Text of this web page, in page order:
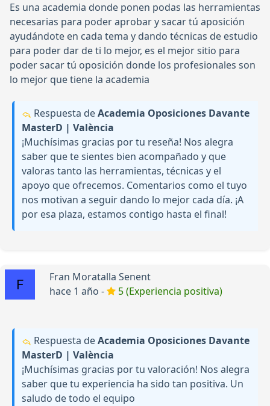
Es una academia donde ponen podas las herramientas
necesarias para poder aprobar y sacar tú aposición
ayudándote en cada tema y dando técnicas de estudio
para poder dar de ti lo mejor, es el mejor sitio para
poder sacar tú oposición donde los profesionales son
lo mejor que tiene la academia
Respuesta deAcademia Oposiciones Davante
MasterD | València
¡Muchísimas gracias por tu reseña! Nos alegra
saber que te sientes bien acompañado y que
valoras tanto las herramientas, técnicas y el
apoyo que ofrecemos. Comentarios como el tuyo
nos motivan a seguir dando lo mejor cada día. ¡A
por esa plaza, estamos contigo hasta el final!
Fran Moratalla Senent
hace 1 año -
5 (Experiencia positiva)
Respuesta deAcademia Oposiciones Davante
MasterD | València
¡Muchísimas gracias por tu valoración! Nos alegra
saber que tu experiencia ha sido tan positiva. Un
saludo de todo el equipo